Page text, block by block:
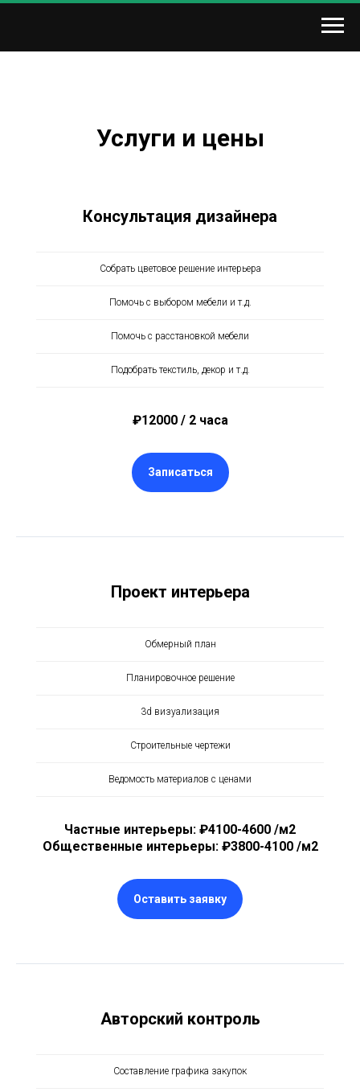
Услуги и цены
Консультация дизайнера
Собрать цветовое решение интерьера
Помочь с выбором мебели и т.д.
Помочь с расстановкой мебели
Подобрать текстиль, декор и т.д.
₽12000 / 2 часа
Записаться
Проект интерьера
Обмерный план
Планировочное решение
3d визуализация
Строительные чертежи
Ведомость материалов с ценами
Частные интерьеры: ₽4100-4600 /м2
Общественные интерьеры: ₽3800-4100 /м2
Оставить заявку
Авторский контроль
Составление графика закупок